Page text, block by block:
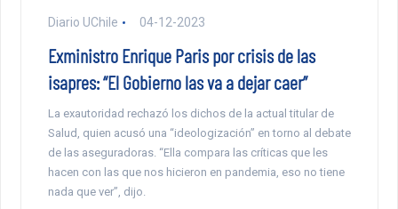
Diario UChile 04-12-2023
Exministro Enrique Paris por crisis de las
isapres: “El Gobierno las va a dejar caer”
La exautoridad rechazó los dichos de la actual titular de
Salud, quien acusó una “ideologización” en torno al debate
de las aseguradoras. “Ella compara las críticas que les
hacen con las que nos hicieron en pandemia, eso no tiene
nada que ver”, dijo.